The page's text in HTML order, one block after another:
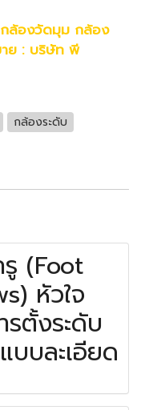
กล้องวัดมุม กล้อง
ย : บริษัท พี
กล้องระดับ
(Foot
หัวใจ
รตั้งระดับ
บบละเอียด